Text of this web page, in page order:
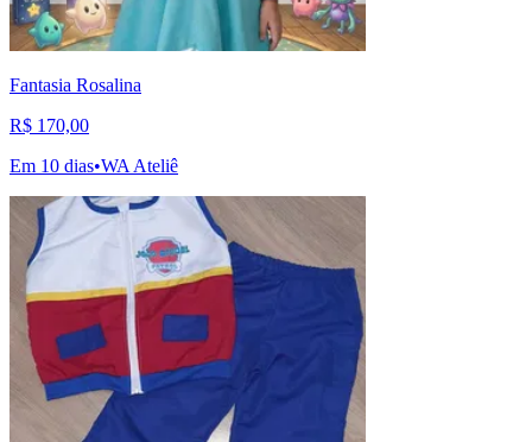
Fantasia Rosalina
R$ 170,00
Em 10 dias•WA Ateliê